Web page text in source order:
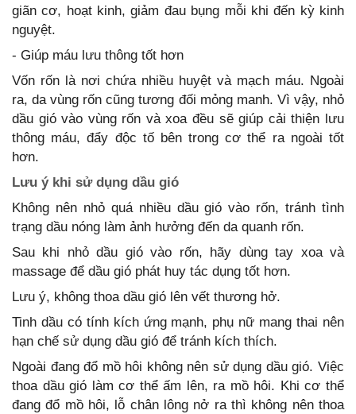
giãn cơ, hoạt kinh, giảm đau bụng mỗi khi đến kỳ kinh
nguyệt.
- Giúp máu lưu thông tốt hơn
Vốn rốn là nơi chứa nhiều huyệt và mạch máu. Ngoài
ra, da vùng rốn cũng tương đối mỏng manh. Vì vậy, nhỏ
dầu gió vào vùng rốn và xoa đều sẽ giúp cải thiện lưu
thông máu, đẩy độc tố bên trong cơ thể ra ngoài tốt
hơn.
Lưu ý khi sử dụng dầu gió
Không nên nhỏ quá nhiều dầu gió vào rốn, tránh tình
trạng dầu nóng làm ảnh hưởng đến da quanh rốn.
Sau khi nhỏ dầu gió vào rốn, hãy dùng tay xoa và
massage để dầu gió phát huy tác dụng tốt hơn.
Lưu ý, không thoa dầu gió lên vết thương hở.
Tinh dầu có tính kích ứng mạnh, phụ nữ mang thai nên
hạn chế sử dụng dầu gió để tránh kích thích.
Ngoài đang đổ mồ hôi không nên sử dụng dầu gió. Việc
thoa dầu gió làm cơ thể ấm lên, ra mồ hôi. Khi cơ thể
đang đổ mồ hôi, lỗ chân lông nở ra thì không nên thoa